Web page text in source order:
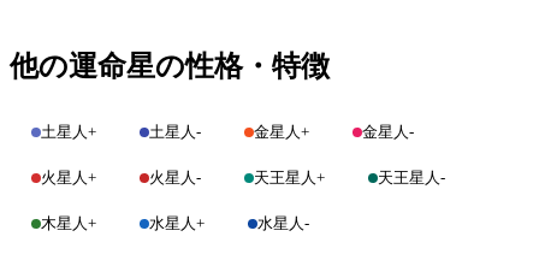
他の運命星の性格・特徴
土星人+ 土星人- 金星人+ 金星人-
火星人+ 火星人- 天王星人+ 天王星人-
木星人+ 水星人+ 水星人-